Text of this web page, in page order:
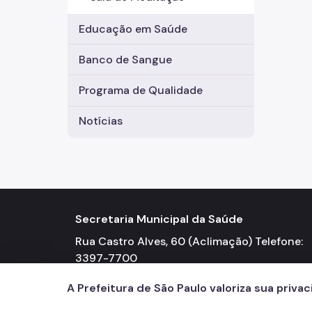
Educação em Saúde
Banco de Sangue
Programa de Qualidade
Notícias
Secretaria Municipal da Saúde
Rua Castro Alves, 60 (Aclimação) Telefone:
3397-7700
A Prefeitura de São Paulo valoriza sua